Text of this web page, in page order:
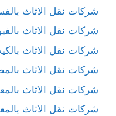
شركات نقل الاثاث
شركات نقل الاثاث
شركات نقل الاثاث
شركات نقل الاثاث
شركات نقل الاثاث
شركات نقل الاثاث